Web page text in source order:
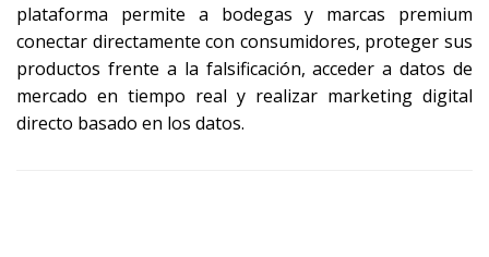
plataforma permite a bodegas y marcas premium
conectar directamente con consumidores, proteger sus
productos frente a la falsificación, acceder a datos de
mercado en tiempo real y realizar marketing digital
directo basado en los datos.